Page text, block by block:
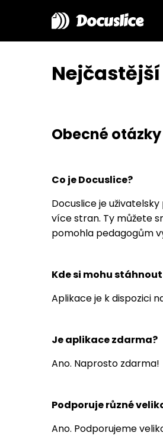
Docuslice
Obecné otázky
Co je Docuslice?
Docuslice je
více stran. Ty můžete
pomohla pedagogům
Kde si mohu
Aplikace je k dispozici
Je aplikace zdarma?
Ano. Naprosto zdarma!
Podporuje různé
Ano. Podporujeme